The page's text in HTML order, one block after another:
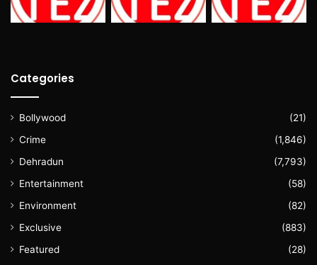
Categories
Bollywood
(21)
Crime
(1,846)
Dehradun
(7,793)
Entertainment
(58)
Environment
(82)
Exclusive
(883)
Featured
(28)